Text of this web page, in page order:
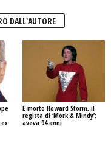
DALL'AUTORE
È morto Howard Storm, il
regista di ‘Mork & Mindy’:
aveva 94 anni